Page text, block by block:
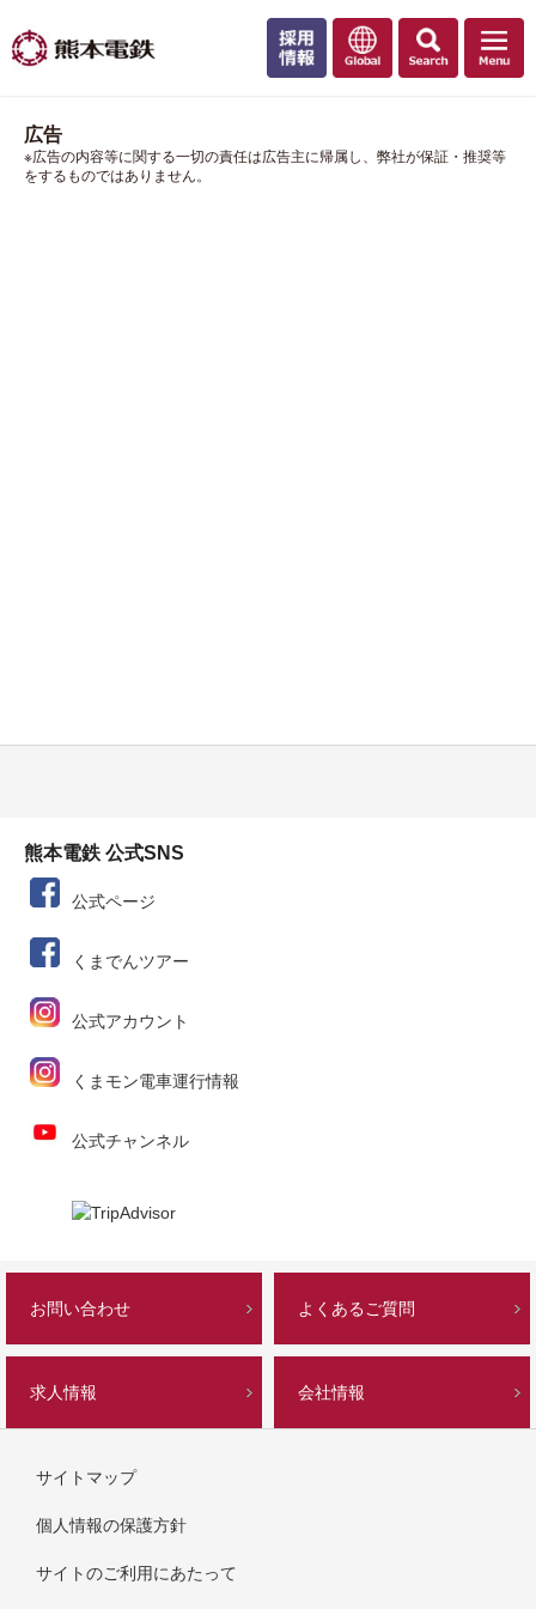
広告
※広告の内容等に関する一切の責任は広告主に帰属し、弊社が保証・推奨等
をするものではありません。
熊本電鉄 公式SNS
公式ページ
くまでんツアー
公式アカウント
くまモン電車運行情報
公式チャンネル
お問い合わせ よくあるご質問
求人情報 会社情報
サイトマップ
個人情報の保護方針
サイトのご利用にあたって